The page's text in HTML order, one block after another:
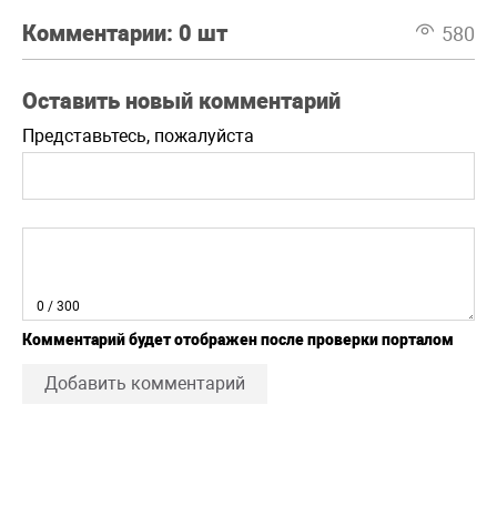
Комментарии: 0 шт 580
Оставить новый комментарий
Представьтесь, пожалуйста
0 / 300
Комментарий будет отображен после проверки порталом
Добавить комментарий